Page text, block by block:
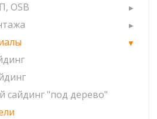
OSB
сайдинг "под дерево"